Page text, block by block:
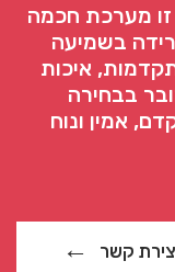
מערכת חכמה
בשמיעה
איכות
בבחירה
אמין ונוח
קשר